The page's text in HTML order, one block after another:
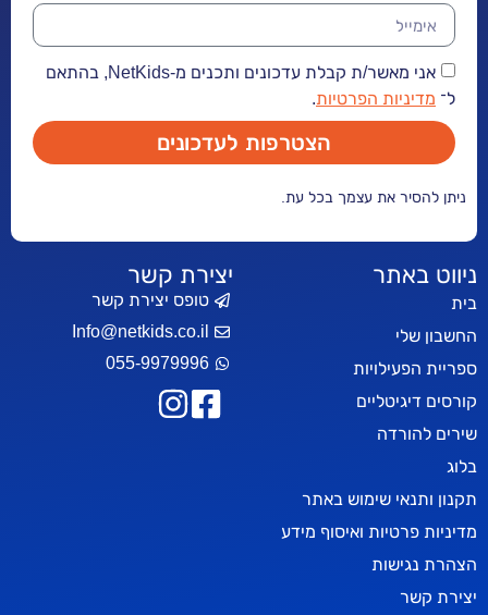
שימוש באתר
ואיסוף מידע
אני מאשר/ת קבלת עדכונים ותכנים מ-NetKids, בהתאם
הפרטיות.
הצטרפות לעדכונים
את עצמך בכל עת.
יצירת קשר
טופס יצירת קשר
Info@netkids.co.il
055-9979996